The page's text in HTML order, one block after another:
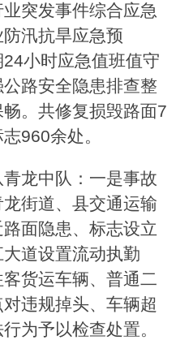
突发事件综合应急
汛抗旱应急预
小时应急值班值守
路安全隐患排查整
。共修复损毁路面7
960余处。
青龙中队：一是事故
街道、县交通运输
面隐患、标志设立
道设置流动执勤
货运车辆、普通二
违规掉头、车辆超
为予以检查处置。